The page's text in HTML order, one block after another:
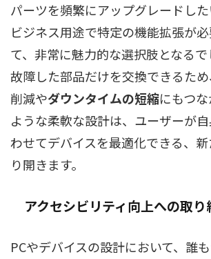
パーツを頻繁にアップグレードした
ビジネス用途で特定の機能拡張が
て、非常に魅力的な選択肢となるで
故障した部品だけを交換できるた
削減やダウンタイムの短縮にもつ
ような柔軟な設計は、ユーザーが
わせてデバイスを最適化できる、
り開きます。
アクセシビリティ向上への取り
PCやデバイスの設計において、誰